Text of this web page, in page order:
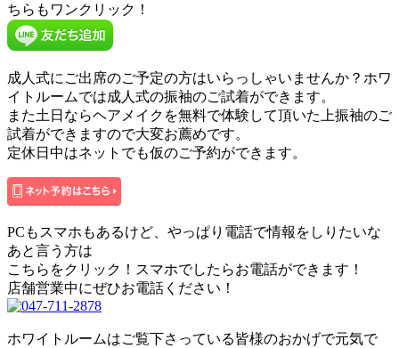
ちらもワンクリック！
成人式にご出席のご予定の方はいらっしゃいませんか？ホワ
イトルームでは成人式の振袖のご試着ができます。
また土日ならヘアメイクを無料で体験して頂いた上振袖のご
試着ができますので大変お薦めです。
定休日中はネットでも仮のご予約ができます。
PCもスマホもあるけど、やっぱり電話で情報をしりたいな
あと言う方は
こちらをクリック！スマホでしたらお電話ができます！
店舗営業中にぜひお電話ください！
ホワイトルームはご覧下さっている皆様のおかげで元気で